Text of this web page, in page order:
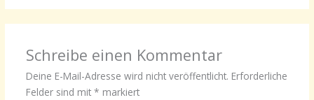
Schreibe einen Kommentar
Deine E-Mail-Adresse wird nicht veröffentlicht. Erforderliche
Felder sind mit * markiert